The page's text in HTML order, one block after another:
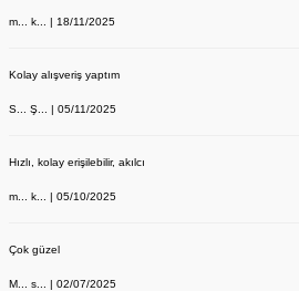
m... k... | 18/11/2025
Kolay alışveriş yaptım
S... Ş... | 05/11/2025
Hızlı, kolay erişilebilir, akılcı
m... k... | 05/10/2025
Çok güzel
M... s... | 02/07/2025